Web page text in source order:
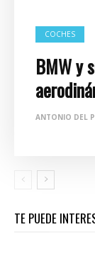
COCHES
BMW y
ANTONIO DEL
TE PUEDE